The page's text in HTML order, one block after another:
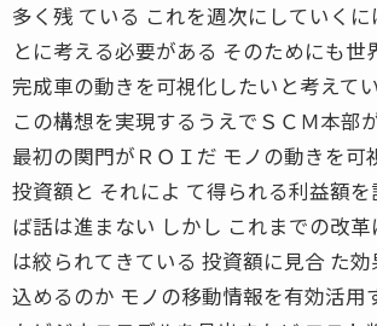
多く残 ている これを週次にしていくに
とに考える必要がある そのためにも世
完成車の動きを可視化したいと考えて
この構想を実現するうえでＳＣＭ本部
最初の関門がＲＯＩだ モノの動きを可
投資額と それによ て得られる利益額
ば話は進まない しかし これまでの改
は絞られてきている 投資額に見合 た
込めるのか モノの移動情報を有効活用